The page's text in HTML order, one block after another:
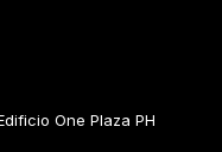
One Plaza PH